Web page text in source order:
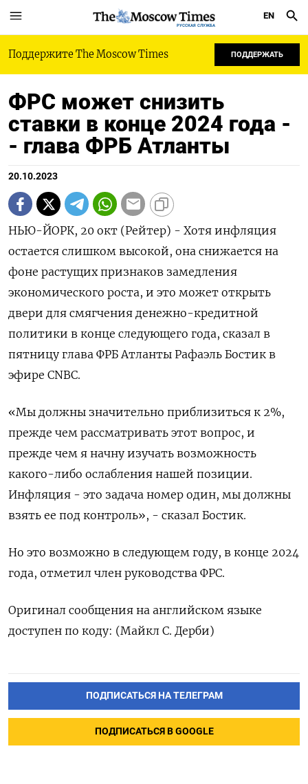
РУССКАЯ СЛУЖБА
EN
Поддержите The Moscow Times ПОДДЕРЖАТЬ
ФРС может снизить
ставки в конце 2024 года -
- глава ФРБ Атланты
20.10.2023
НЬЮ-ЙОРК, 20 окт (Рейтер) - Хотя инфляция
остается слишком высокой, она снижается на
фоне растущих признаков замедления
экономического роста, и это может открыть
двери для смягчения денежно-кредитной
политики в конце следующего года, сказал в
пятницу глава ФРБ Атланты Рафаэль Бостик в
эфире CNBC.
«Мы должны значительно приблизиться к 2%,
прежде чем рассматривать этот вопрос, и
прежде чем я начну изучать возможность
какого-либо ослабления нашей позиции.
Инфляция - это задача номер один, мы должны
взять ее под контроль», - сказал Бостик.
Но это возможно в следующем году, в конце 2024
года, отметил член руководства ФРС.
Оригинал сообщения на английском языке
доступен по коду: (Майкл С. Дерби)
ПОДПИСАТЬСЯ НА ТЕЛЕГРАМ
ПОДПИСАТЬСЯ В GOOGLE